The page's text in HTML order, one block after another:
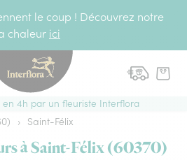
le coup ! Découvrez notre
chaleur ici
en 4h par un fleuriste Interflora
› Saint-Félix
à Saint-Félix (60370)